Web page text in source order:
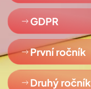
GDPR
První ročník
Druhý ročník